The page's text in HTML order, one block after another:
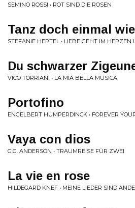
SEMINO ROSSI • ROT SIND DIE ROSEN
Tanz doch einmal
STEFANIE HERTEL • LIEBE GEHT IM HERZEN
Du schwarzer
VICO TORRIANI • LA MIA BELLA MUSICA
Portofino
ENGELBERT HUMPERDINCK • FOREVER
Vaya con dios
G.G. ANDERSON • TRAUMREISE FÜR ZWEI
La vie en rose
HILDEGARD KNEF • MEINE LIEDER SIND